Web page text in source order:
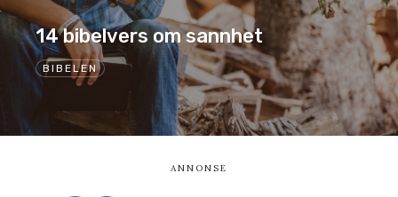
BIBELEN
14 bibelvers om sannhet